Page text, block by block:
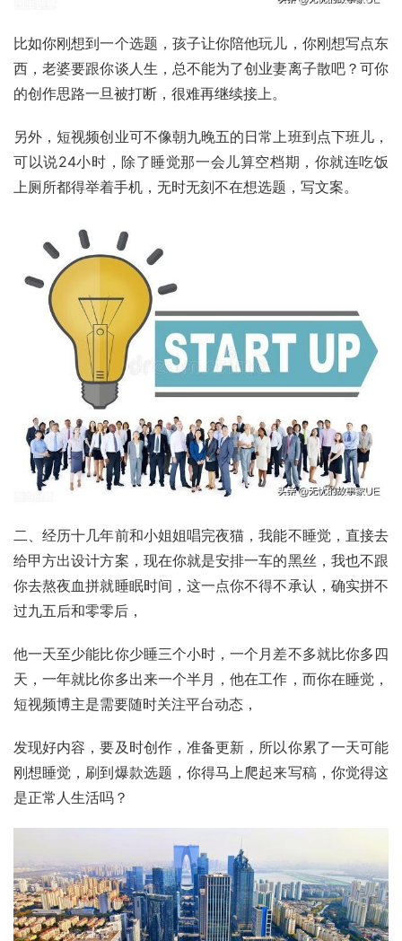
比如你刚想到一个选题，孩子让你陪他玩儿，你刚想写点东
西，老婆要跟你谈人生，总不能为了创业妻离子散吧？可你
的创作思路一旦被打断，很难再继续接上。
另外，短视频创业可不像朝九晚五的日常上班到点下班儿，
可以说24小时，除了睡觉那一会儿算空档期，你就连吃饭
上厕所都得举着手机，无时无刻不在想选题，写文案。
二、经历十几年前和小姐姐唱完夜猫，我能不睡觉，直接去
给甲方出设计方案，现在你就是安排一车的黑丝，我也不跟
你去熬夜血拼就睡眠时间，这一点你不得不承认，确实拼不
过九五后和零零后，
他一天至少能比你少睡三个小时，一个月差不多就比你多四
天，一年就比你多出来一个半月，他在工作，而你在睡觉，
短视频博主是需要随时关注平台动态，
发现好内容，要及时创作，准备更新，所以你累了一天可能
刚想睡觉，刷到爆款选题，你得马上爬起来写稿，你觉得这
是正常人生活吗？